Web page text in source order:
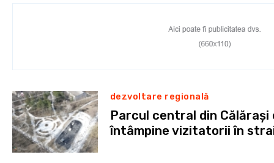
dezvoltare regională
Parcul central din
întâmpine vizitatorii în